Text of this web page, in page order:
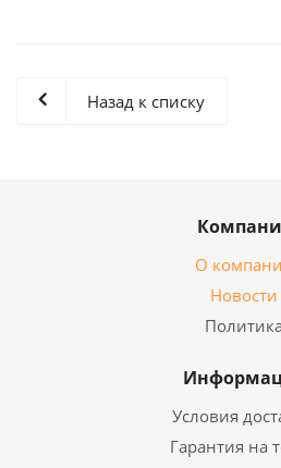
Назад к списку
О
Новости
Политика
Условия
Гарантия на